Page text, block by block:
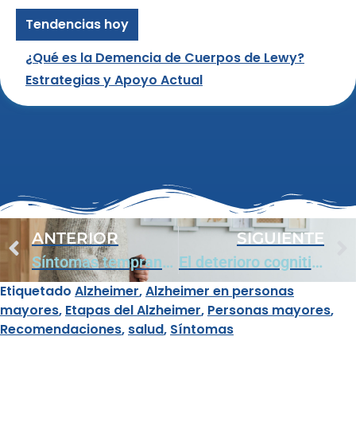
Tendencias hoy
El deterioro cognitivo y el riesgo de caídas en
adultos mayores
ANTERIOR
Síntomas tempranos del Alzheimer que pueden pasar desapercibidos
SIGUIENTE
El deterioro cognitivo y el riesgo de caídas en adultos mayores
Etiquetado Alzheimer,Alzheimer en personas
mayores, Etapas del Alzheimer, Personas mayores,
Recomendaciones, salud, Síntomas